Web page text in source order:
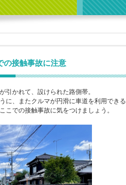
接触事故に注意
引かれて、設けられた路側帯。
に、またクルマが円滑に車道を利用でき
こでの接触事故に気をつけましょう。